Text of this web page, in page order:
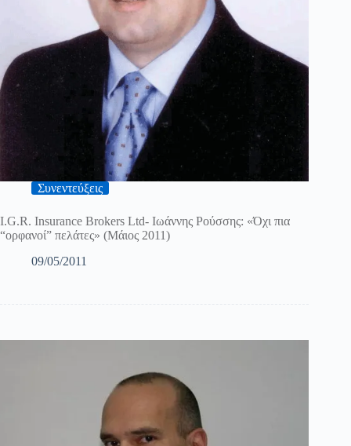
Συνεντεύξεις
I.G.R. Insurance Brokers Ltd- Ιωάννης Ρούσσης: «Όχι πια
“ορφανοί” πελάτες» (Μάιος 2011)
09/05/2011